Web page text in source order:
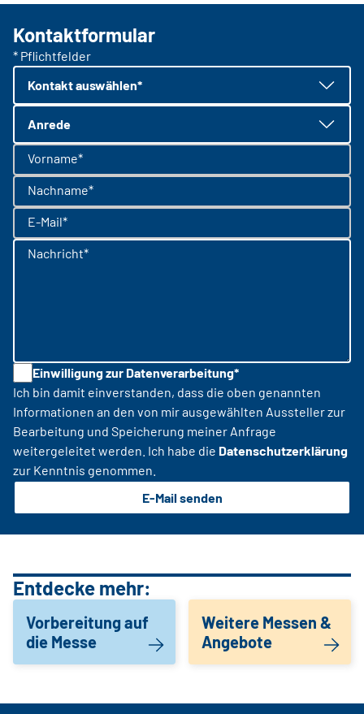
Kontaktformular
* Pflichtfelder
Kontakt auswählen*
Anrede
Vorname*
Nachname*
E-Mail*
Nachricht*
Einwilligung zur Datenverarbeitung*
Ich bin damit einverstanden, dass die oben genannten
Informationen an den von mir ausgewählten Aussteller zur
Bearbeitung und Speicherung meiner Anfrage
weitergeleitet werden. Ich habe die Datenschutzerklärung
zur Kenntnis genommen.
E-Mail senden
Entdecke mehr:
Vorbereitung auf
die Messe
Weitere Messen &
Angebote